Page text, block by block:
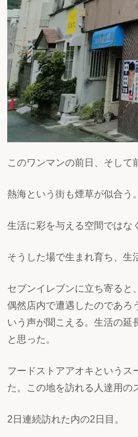
このワンマンの前日、そして
熱海という街も煙草が似合う
生活に彩を与える空間ではな
そうした場で生まれ育ち、生
セブンイレブンに立ち寄ると
偶然店内で遭遇したのであろ
いう声が聞こえる。生活の延
と思った。
フードストアアオキというス
た。この地を訪れる人達用の
2日連続訪れた内の2日目。